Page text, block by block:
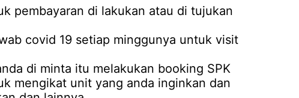
pembayaran di lakukan atau di tujukan
covid 19 setiap minggunya untuk visit
di minta itu melakukan booking SPK
mengikat unit yang anda inginkan dan